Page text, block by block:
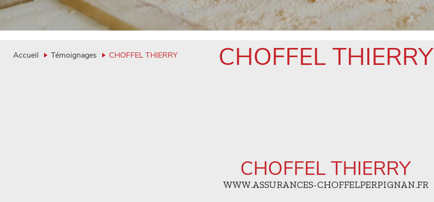
Accueil Témoignages CHOFFEL THIERRY CHOFFEL THIERRY
CHOFFEL THIERRY
WWW.ASSURANCES-CHOFFELPERPIGNAN.FR